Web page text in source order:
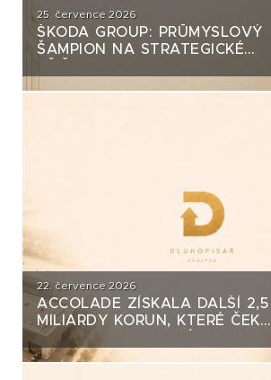
25. července 2026
ŠKODA GROUP: PRŮMYSLOVÝ
ŠAMPION NA STRATEGICKÉ
22. července 2026
ACCOLADE ZÍSKALA DALŠÍ 2,5
MILIARDY KORUN, KTERÉ ČEKÁ
V ROCE 2030 VELKÝ TEST. CO
ROZHODNE O JEJICH